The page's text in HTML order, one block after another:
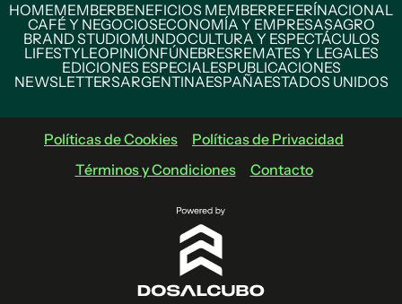
HOMEMEMBERBENEFICIOS MEMBERREFERÍNACIONAL
CAFÉ Y NEGOCIOSECONOMÍA Y EMPRESASAGRO
BRAND STUDIOMUNDOCULTURA Y ESPECTÁCULOS
LIFESTYLEOPINIÓNFÚNEBRESREMATES Y LEGALES
EDICIONES ESPECIALESPUBLICACIONES
NEWSLETTERSARGENTINAESPAÑAESTADOS UNIDOS
Políticas de Cookies
Políticas de Privacidad
Términos y Condiciones
Contacto